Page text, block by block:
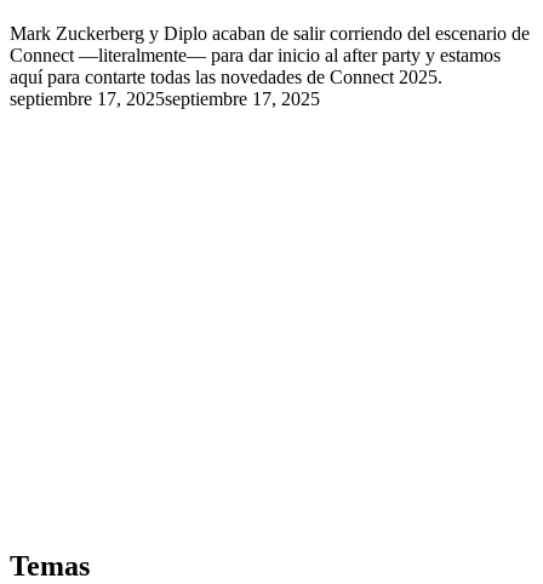
Mark Zuckerberg y Diplo acaban de salir corriendo del escenario de
Connect —literalmente— para dar inicio al after party y estamos
aquí para contarte todas las novedades de Connect 2025.
septiembre 17, 2025septiembre 17, 2025
Temas